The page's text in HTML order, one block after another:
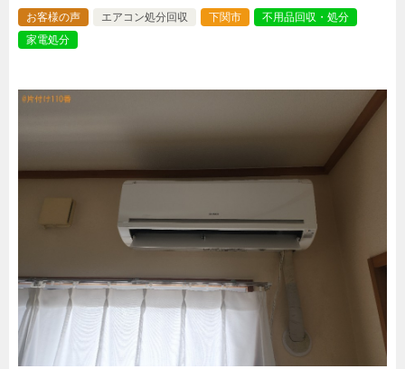
お客様の声
エアコン処分回収 下関市
不用品回収・処分
家電処分